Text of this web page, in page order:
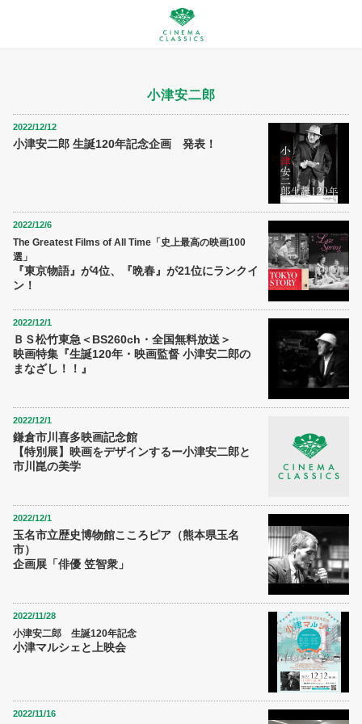
小津安二郎
2022/12/12
小津安二郎 生誕120年記念企画 発表！
2022/12/6
The Greatest Films of All Time「史上最高の映画100
選」
『東京物語』が4位、『晩春』が21位にランクイ
ン！
2022/12/1
ＢＳ松竹東急＜BS260ch・全国無料放送＞
映画特集『生誕120年・映画監督 小津安二郎の
まなざし！！』
2022/12/1
鎌倉市川喜多映画記念館
【特別展】映画をデザインするー小津安二郎と
市川崑の美学
2022/12/1
玉名市立歴史博物館こころピア（熊本県玉名
市）
企画展「俳優 笠智衆」
2022/11/28
小津安二郎 生誕120年記念
小津マルシェと上映会
2022/11/16